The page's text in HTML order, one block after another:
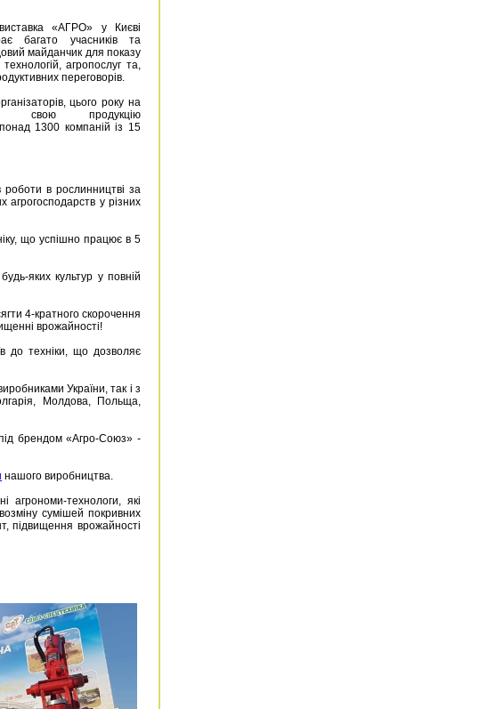
«АГРО» у Києві
багато учасників та
майданчик для показу
технологій, агропослуг та,
переговорів.
цього року на
свою продукцію
1300 компаній із 15
роботи в рослинництві за
агрогосподарств у різних
що успішно працює в 5
яких культур у повній
4-кратного скорочення
врожайності!
до техніки, що дозволяє
України, так і з
Молдова, Польща,
під брендом «Агро-Союз» -
нашого виробництва.
агрономи-технологи, які
сумішей покривних
підвищення врожайності